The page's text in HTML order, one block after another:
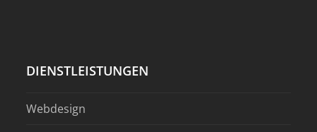
DIENSTLEISTUNGEN
Webdesign